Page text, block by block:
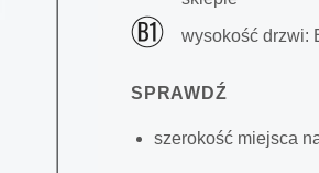
wysokość drzwi:
SPRAWDŹ
szerokość miejsca